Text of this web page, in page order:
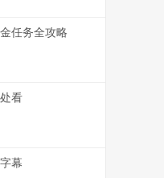
任务全攻略
看
幕